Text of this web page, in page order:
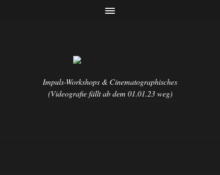
Impuls-Workshops & Cinematographisches
(Videografie fällt ab dem 01.01.23 weg)